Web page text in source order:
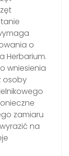
o
Herbarium.
wniesienia
osoby
zamiaru
na